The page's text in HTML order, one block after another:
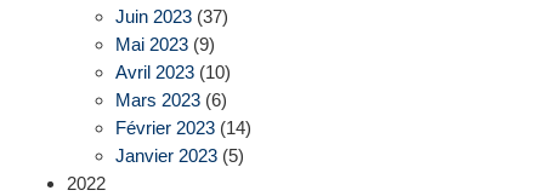
Juin 2023 (37)
Mai 2023 (9)
Avril 2023 (10)
Mars 2023 (6)
Février 2023 (14)
Janvier 2023 (5)
2022